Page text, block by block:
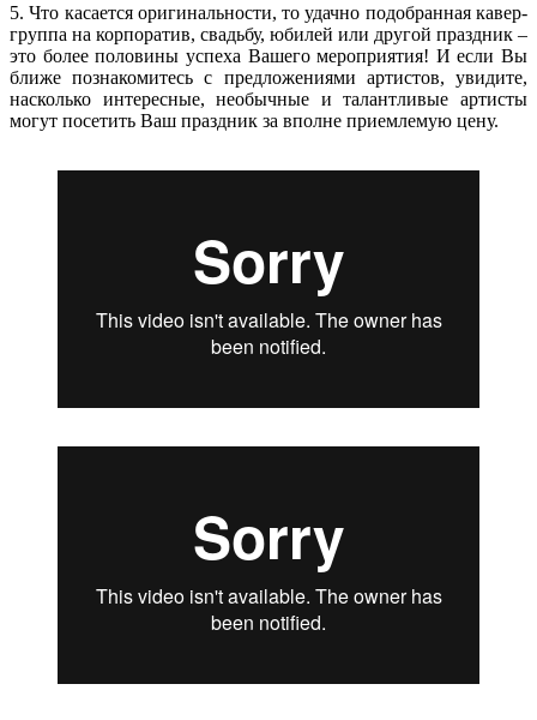
5. Что касается оригинальности, то удачно подобранная кавер-
группа на корпоратив, свадьбу, юбилей или другой праздник –
это более половины успеха Вашего мероприятия! И если Вы
ближе познакомитесь с предложениями артистов, увидите,
насколько интересные, необычные и талантливые артисты
могут посетить Ваш праздник за вполне приемлемую цену.